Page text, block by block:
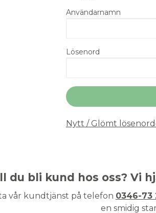
Användarnamn
Lösenord
Nytt / Glömt
du bli kund hos oss? Vi
vår kundtjänst på telefon 0346-73
en smidig